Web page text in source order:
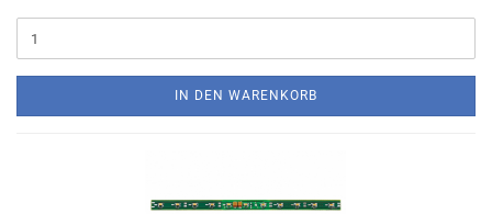
IN DEN WARENKORB